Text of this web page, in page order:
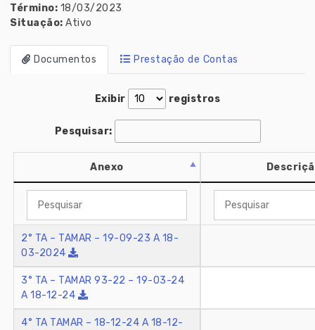
Término: 18/03/2023
Situação: Ativo
Documentos Prestação de Contas
Exibir registros
Pesquisar:
Anexo
2° TA – TAMAR – 19-09-23 A 18-
03-2024
3° TA – TAMAR 93-22 – 19-03-24
A 18-12-24
4° TA TAMAR – 18-12-24 A 18-12-